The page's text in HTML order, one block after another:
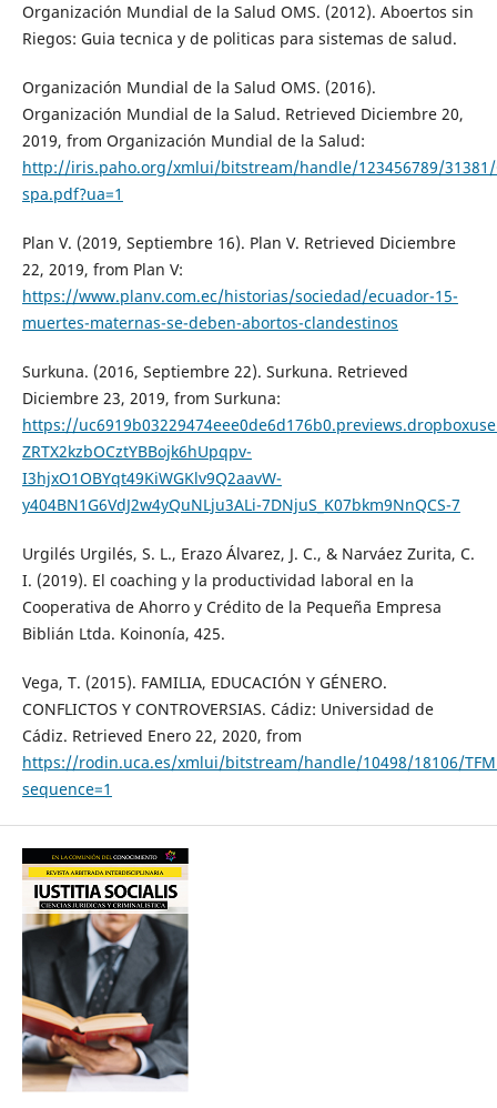
Organización Mundial de la Salud OMS. (2012). Aboertos sin
Riegos: Guia tecnica y de politicas para sistemas de salud.
Organización Mundial de la Salud OMS. (2016).
Organización Mundial de la Salud. Retrieved Diciembre 20,
2019, from Organización Mundial de la Salud:
http://iris.paho.org/xmlui/bitstream/handle/123456789/31381/
spa.pdf?ua=1
Plan V. (2019, Septiembre 16). Plan V. Retrieved Diciembre
22, 2019, from Plan V:
https://www.planv.com.ec/historias/sociedad/ecuador-15-
muertes-maternas-se-deben-abortos-clandestinos
Surkuna. (2016, Septiembre 22). Surkuna. Retrieved
Diciembre 23, 2019, from Surkuna:
https://
ZRTX2kzbOCztYBBojk6hUpqpv-
I3hjxO1OBYqt49KiWGKlv9Q2aavW-
y404BN1G6VdJ2w4yQuNLju3ALi-7DNjuS_K07bkm9NnQCS-7
Urgilés Urgilés, S. L., Erazo Álvarez, J. C., & Narváez Zurita, C.
I. (2019). El coaching y la productividad laboral en la
Cooperativa de Ahorro y Crédito de la Pequeña Empresa
Biblián Ltda. Koinonía, 425.
Vega, T. (2015). FAMILIA, EDUCACIÓN Y GÉNERO.
CONFLICTOS Y CONTROVERSIAS. Cádiz: Universidad de
Cádiz. Retrieved Enero 22, 2020, from
https://rodin.uca.es/xmlui/bitstream/handle/10498/18106/
sequence=1